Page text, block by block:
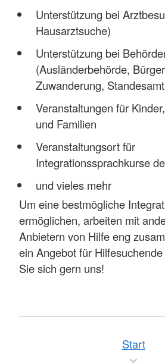
Unterstützung bei
Hausarztsuche)
Unterstützung bei
(Ausländerbehörde,
Zuwanderung,
Veranstaltungen für
und Familien
Veranstaltungsort für
Integrationssprachkurse
und vieles mehr
Um eine bestmögliche
ermöglichen, arbeiten mit
Anbietern von Hilfe eng
ein Angebot für
Sie sich gern uns!
Start